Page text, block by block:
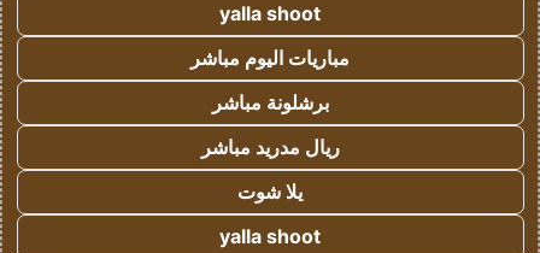
yalla shoot
مباريات اليوم مباشر
برشلونة مباشر
ريال مدريد مباشر
يلا شوت
yalla shoot